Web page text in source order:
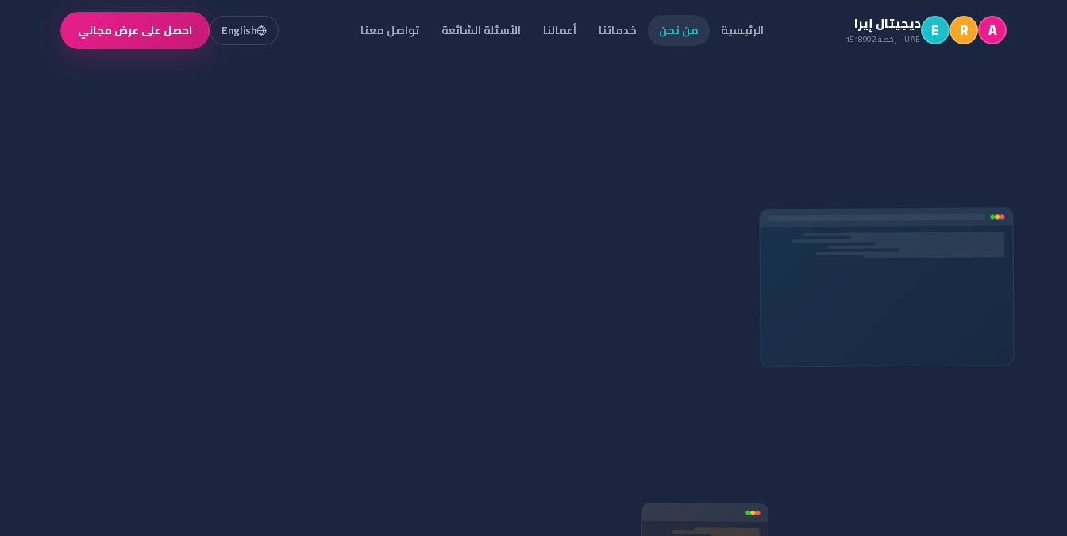
E R A ديجيتال إيرا
UAE · رخصة 1518902 الرئيسية من نحن خدماتنا أعمالنا الأسئلة الشائعة تواصل معنا English احصل على عرض مجاني